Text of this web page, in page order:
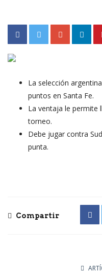
La selección
puntos en Santa Fe.
La ventaja le permite
torneo.
Debe jugar contra
punta.
Compartir